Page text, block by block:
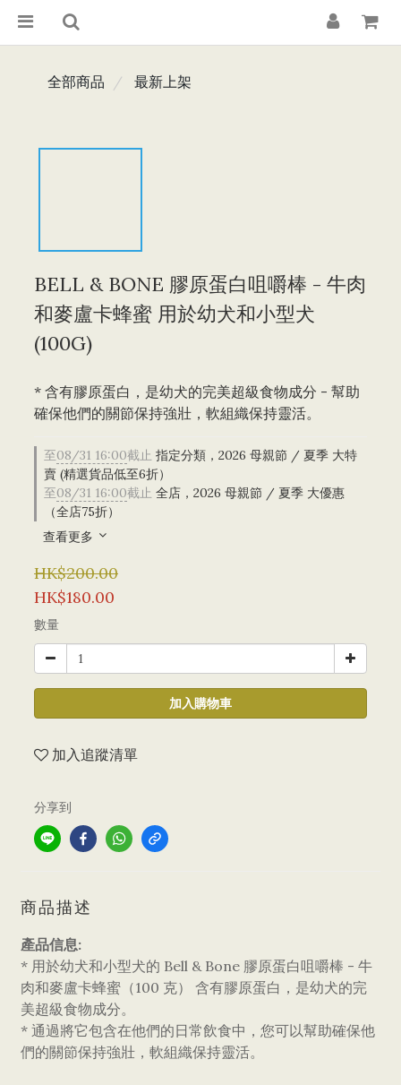
全部商品 最新上架
BELL & BONE 膠原蛋白咀嚼棒 - 牛肉
和麥盧卡蜂蜜 用於幼犬和小型犬
(100G)
* 含有膠原蛋白，是幼犬的完美超級食物成分 - 幫助
確保他們的關節保持強壯，軟組織保持靈活。
至08/31 16:00截止 指定分類，2026 母親節 / 夏季 大特
賣 (精選貨品低至6折）
至08/31 16:00截止 全店，2026 母親節 / 夏季 大優惠
（全店75折）
查看更多
HK$200.00
HK$180.00
數量
加入購物車
加入追蹤清單
分享到
商品描述
產品信息:
* 用於幼犬和小型犬的 Bell & Bone 膠原蛋白咀嚼棒 - 牛
肉和麥盧卡蜂蜜（100 克） 含有膠原蛋白，是幼犬的完
美超級食物成分。
* 通過將它包含在他們的日常飲食中，您可以幫助確保他
們的關節保持強壯，軟組織保持靈活。